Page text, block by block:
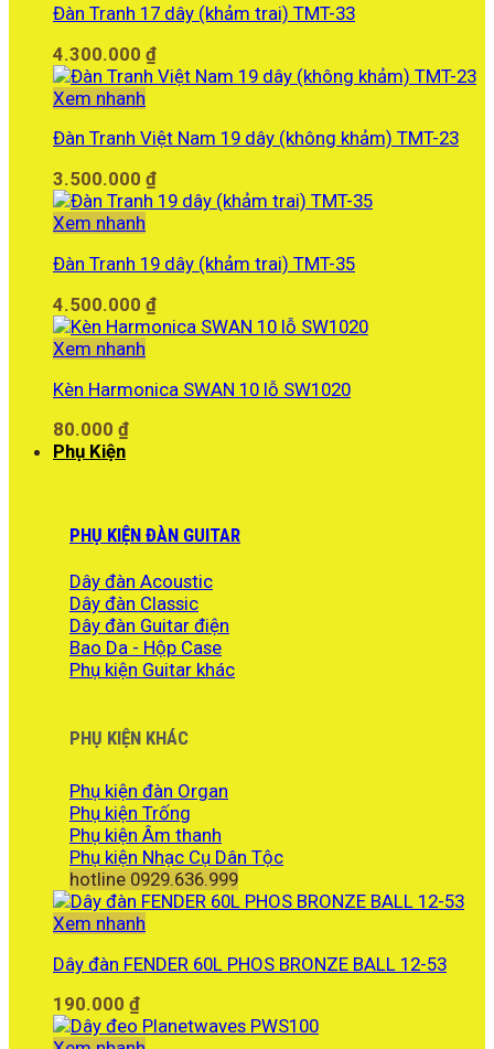
Đàn Tranh 17 dây (khảm trai) TMT-33
4.300.000 ₫
Xem nhanh
Đàn Tranh Việt Nam 19 dây (không khảm) TMT-23
3.500.000 ₫
Xem nhanh
Đàn Tranh 19 dây (khảm trai) TMT-35
4.500.000 ₫
Xem nhanh
Kèn Harmonica SWAN 10 lỗ SW1020
80.000 ₫
Phụ Kiện
PHỤ KIỆN ĐÀN GUITAR
Dây đàn Acoustic
Dây đàn Classic
Dây đàn Guitar điện
Bao Da - Hộp Case
Phụ kiện Guitar khác
PHỤ KIỆN KHÁC
Phụ kiện đàn Organ
Phụ kiện Trống
Phụ kiện Âm thanh
Phụ kiện Nhạc Cụ Dân Tộc
hotline 0929.636.999
Xem nhanh
Dây đàn FENDER 60L PHOS BRONZE BALL 12-53
190.000 ₫